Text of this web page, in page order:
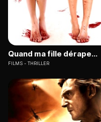
Quand ma fille dérape...
FILMS THRILLER